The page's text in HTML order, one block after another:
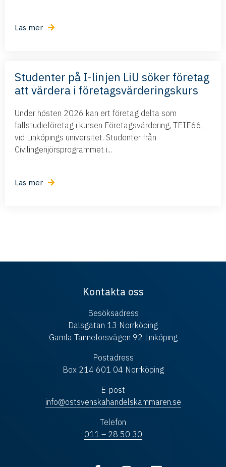
Läs mer
Studenter på I-linjen LiU söker företag
att värdera i företagsvärderingskurs
Under hösten 2026 kan ert företag delta som
fallstudieföretag i kursen Företagsvärdering, TEIE66,
vid Linköpings universitet. Studenter från
Civilingenjörsprogrammet i...
Läs mer
Kontakta oss
Besöksadress
Dalsgatan 13 Norrköping
Gamla Tanneforsvägen 92 Linköping
Postadress
Box 214 601 04 Norrköping
E-post
info@ostsvenskahandelskammaren.se
Telefon
011 – 28 50 30